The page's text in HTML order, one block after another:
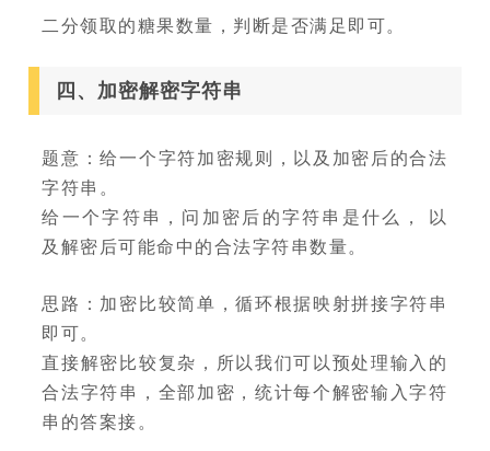
二分领取的糖果数量，判断是否满足即可。
四、加密解密字符串
题意：给一个字符加密规则，以及加密后的合法
字符串。
给一个字符串，问加密后的字符串是什么， 以
及解密后可能命中的合法字符串数量。
思路：加密比较简单，循环根据映射拼接字符串
即可。
直接解密比较复杂，所以我们可以预处理输入的
合法字符串，全部加密，统计每个解密输入字符
串的答案接。